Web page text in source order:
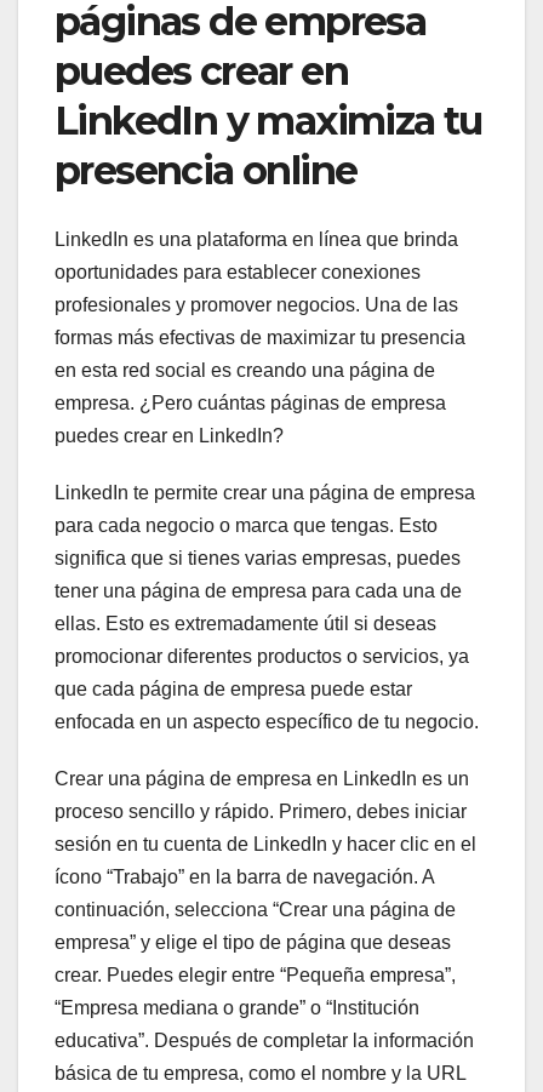
páginas de empresa
puedes crear en
LinkedIn y maximiza tu
presencia online
LinkedIn es una plataforma en línea que brinda
oportunidades para establecer conexiones
profesionales y promover negocios. Una de las
formas más efectivas de maximizar tu presencia
en esta red social es creando una página de
empresa. ¿Pero cuántas páginas de empresa
puedes crear en LinkedIn?
LinkedIn te permite crear una página de empresa
para cada negocio o marca que tengas. Esto
significa que si tienes varias empresas, puedes
tener una página de empresa para cada una de
ellas. Esto es extremadamente útil si deseas
promocionar diferentes productos o servicios, ya
que cada página de empresa puede estar
enfocada en un aspecto específico de tu negocio.
Crear una página de empresa en LinkedIn es un
proceso sencillo y rápido. Primero, debes iniciar
sesión en tu cuenta de LinkedIn y hacer clic en el
ícono “Trabajo” en la barra de navegación. A
continuación, selecciona “Crear una página de
empresa” y elige el tipo de página que deseas
crear. Puedes elegir entre “Pequeña empresa”,
“Empresa mediana o grande” o “Institución
educativa”. Después de completar la información
básica de tu empresa, como el nombre y la URL